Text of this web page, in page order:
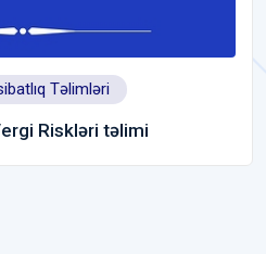
Təlimləri
Riskləri təlimi